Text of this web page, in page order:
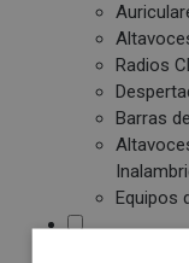
Radios
Barras
Equipos